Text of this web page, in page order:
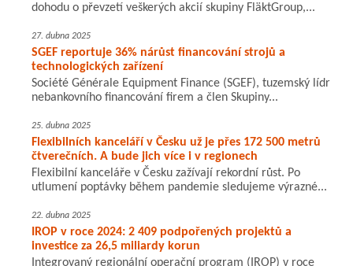
dohodu o převzetí veškerých akcií skupiny FläktGroup,...
27. dubna 2025
SGEF reportuje 36% nárůst financování strojů a
technologických zařízení
Société Générale Equipment Finance (SGEF), tuzemský lídr
nebankovního financování firem a člen Skupiny...
25. dubna 2025
Flexibilních kanceláří v Česku už je přes 172 500 metrů
čtverečních. A bude jich více i v regionech
Flexibilní kanceláře v Česku zažívají rekordní růst. Po
utlumení poptávky během pandemie sledujeme výrazné...
22. dubna 2025
IROP v roce 2024: 2 409 podpořených projektů a
investice za 26,5 miliardy korun
Integrovaný regionální operační program (IROP) v roce